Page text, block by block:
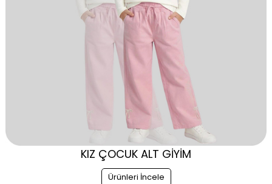
KIZ ÇOCUK ALT GİYİM
Ürünleri İncele